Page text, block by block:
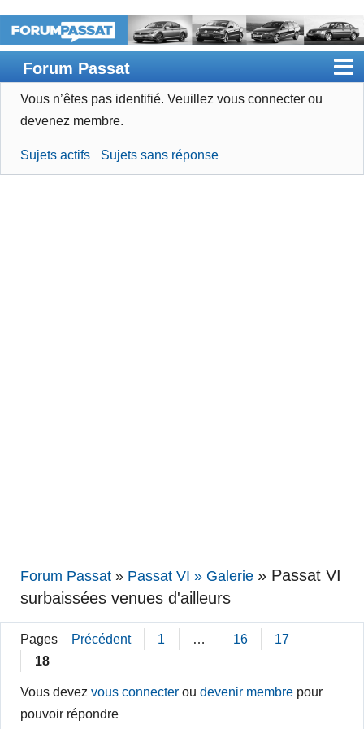
Forum Passat
Accueil
Devenir membre
Vous n’êtes pas identifié. Veuillez vous connecter ou
devenez membre.
Sujets actifs Sujets sans réponse
Forum Passat » Passat VI » Galerie » Passat VI
surbaissées venues d'ailleurs
Pages Précédent 1 … 16
17
18
Vous devezvous connecter oudevenir membre pour
pouvoir répondre